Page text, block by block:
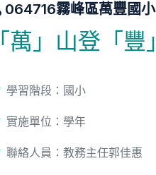
064716霧峰區萬豐國小
「萬」山登「豐」
學習階段：國小
實施單位：學年
聯絡人員：教務主任郭佳惠